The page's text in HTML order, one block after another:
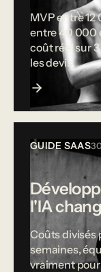
MVP entre
entre 40 000
coût réel sur
les devis.
GUIDE SAAS
l'IA
Coûts divisés
semaines,
vraiment pour